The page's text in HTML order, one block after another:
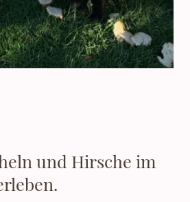
und Hirsche im